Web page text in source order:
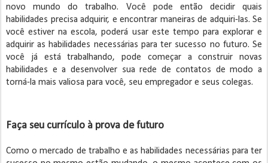
novo mundo do trabalho. Você pode então decidir quais
habilidades precisa adquirir, e encontrar maneiras de adquiri-las. Se
você estiver na escola, poderá usar este tempo para explorar e
adquirir as habilidades necessárias para ter sucesso no futuro. Se
você já está trabalhando, pode começar a construir novas
habilidades e a desenvolver sua rede de contatos de modo a
torná-la mais valiosa para você, seu empregador e seus colegas.
Faça seu currículo à prova de futuro
Como o mercado de trabalho e as habilidades necessárias para ter